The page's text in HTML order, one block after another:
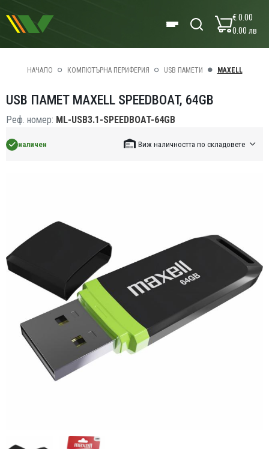
€ 0.00
0.00 лв
НАЧАЛО КОМПЮТЪРНА ПЕРИФЕРИЯ USB ПАМЕТИ MAXELL
USB ПАМЕТ MAXELL SPEEDBOAT, 64GB
Реф. номер: ML-USB3.1-SPEEDBOAT-64GB
наличен Виж наличността по складовете